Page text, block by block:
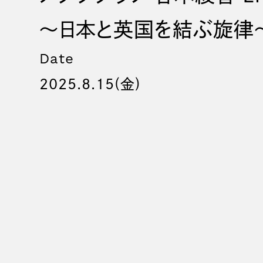
〜日本と英国を結ぶ旋律
Date
2025.8.15(金)